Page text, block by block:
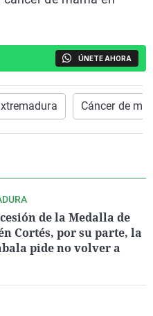
ÚNETE AHORA
Cáncer de
de la Medalla de
Cortés, por su parte, la
pide no volver a